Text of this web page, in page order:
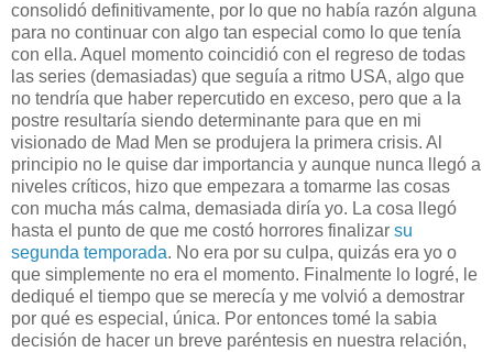
consolidó definitivamente, por lo que no había razón alguna
para no continuar con algo tan especial como lo que tenía
con ella. Aquel momento coincidió con el regreso de todas
las series (demasiadas) que seguía a ritmo USA, algo que
no tendría que haber repercutido en exceso, pero que a la
postre resultaría siendo determinante para que en mi
visionado de Mad Men se produjera la primera crisis. Al
principio no le quise dar importancia y aunque nunca llegó a
niveles críticos, hizo que empezara a tomarme las cosas
con mucha más calma, demasiada diría yo. La cosa llegó
hasta el punto de que me costó horrores finalizar su
segunda temporada. No era por su culpa, quizás era yo o
que simplemente no era el momento. Finalmente lo logré, le
dediqué el tiempo que se merecía y me volvió a demostrar
por qué es especial, única. Por entonces tomé la sabia
decisión de hacer un breve paréntesis en nuestra relación,